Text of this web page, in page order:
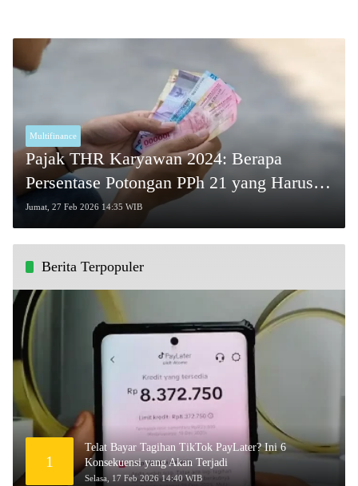
Multifinance
Pajak THR Karyawan 2024: Berapa
Persentase Potongan PPh 21 yang Harus
Dibayar?
Jumat, 27 Feb 2026 14:35 WIB
Berita Terpopuler
1
Telat Bayar Tagihan TikTok PayLater? Ini 6
Konsekuensi yang Akan Terjadi
Selasa, 17 Feb 2026 14:40 WIB